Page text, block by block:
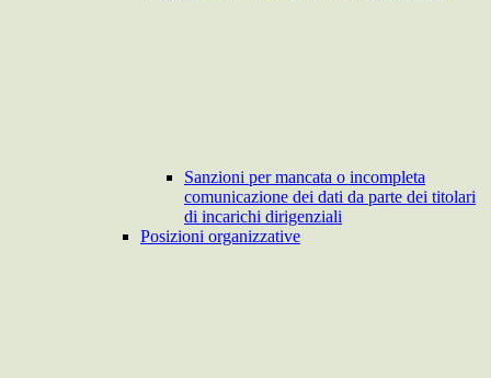
Sanzioni per mancata o incompleta
comunicazione dei dati da parte dei titolari
di incarichi dirigenziali
Posizioni organizzative